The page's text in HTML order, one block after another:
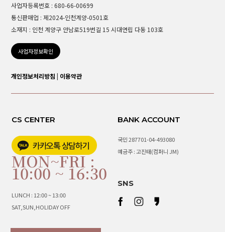
사업자등록번호 : 680-66-00699
통신판매업 : 제2024-인천계양-0501호
소재지 : 인천 계양구 안남로519번길 15 시대연립 다동 103호
사업자정보확인
개인정보처리방침 | 이용약관
CS CENTER
MON~FRI :
10:00 ~ 16:30
LUNCH : 12:00 ~ 13:00
SAT,SUN,HOLIDAY OFF
BANK ACCOUNT
국민 287701-04-493080
예금주 : 고진태(컴퍼니 JM)
SNS